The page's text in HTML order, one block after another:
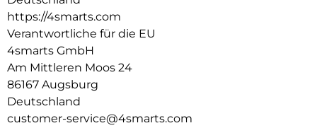
Verschlussfähige Aussparungen:
Die passgenauen Bedienelemente des Rugged Case Grip für
Samsung Galaxy Tab S11 erhalten die perfekte Bedienbarkeit
deines Tablets. Außerdem lässt sich die Hülle für den
Rundumschutz deines Tablets ganz einfach montieren.
https://4smarts.com
Verantwortliche für die EU
4smarts GmbH
Am Mittleren Moos 24
86167 Augsburg
Deutschland
customer-service@4smarts.com